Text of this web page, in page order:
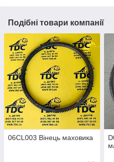
Подібні товари компанії
06CL003 Вінець маховика